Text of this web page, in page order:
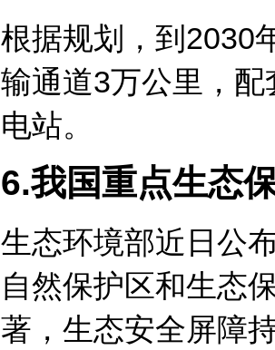
根据规划，到2030
输通道3万公里，
电站。
6.我国重点生态
生态环境部近日公
自然保护区和生态
著，生态安全屏障